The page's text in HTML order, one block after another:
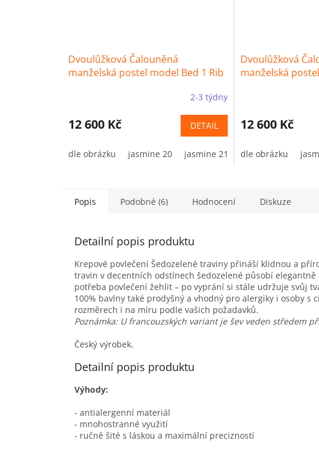
Dvoulůžková Čalouněná
manželská postel model Bed 1 Rib
2-3 týdny
12 600 Kč DETAIL
dle obrázku jasmine 20 jasmine 21 jasmine 24
Dvoulůžková
manželská
12 600 Kč
dle obrázku
Popis Podobné (6) Hodnocení Diskuze
Detailní popis produktu
Krepové povlečení Šedozelené traviny přináší klidnou a
travin v decentních odstínech šedozelené působí
potřeba povlečení žehlit – po vyprání si stále udržuje svůj
100% bavlny také prodyšný a vhodný pro alergiky i osoby s
rozměrech i na míru podle vašich požadavků.
Poznámka: U francouzských variant je šev veden středem
Český výrobek.
Detailní popis produktu
Výhody:
- antialergenní materiál
- mnohostranné využití
- ručně šité s láskou a maximální precizností